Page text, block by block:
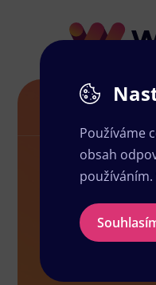
Používáme
obsah